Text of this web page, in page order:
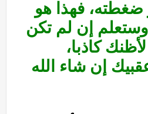
فهذا هو
إن لم تكن
كاذبا،
إن شاء الله